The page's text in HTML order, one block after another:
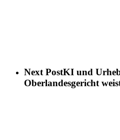
Next PostKI und
Oberlandesgericht